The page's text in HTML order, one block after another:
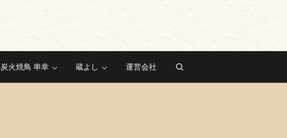
炭火焼鳥 串幸 蔵よし 運営会社 search